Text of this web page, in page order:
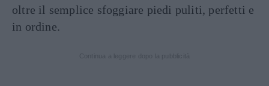
oltre il semplice sfoggiare piedi puliti, perfetti e
in ordine.